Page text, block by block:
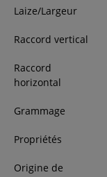
Laize/Largeur
Raccord vertical
Raccord
horizontal
Grammage
Propriétés
Origine de